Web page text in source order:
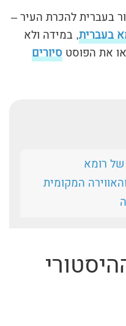
בעברית להכרת העיר –
בעברית, במידה ולא
את הפוסט סיורים
של רומא
המקומית